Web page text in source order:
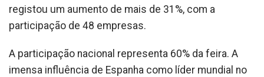
registou um aumento de mais de 31%, com a
participação de 48 empresas.
A participação nacional representa 60% da feira. A
imensa influência de Espanha como líder mundial no